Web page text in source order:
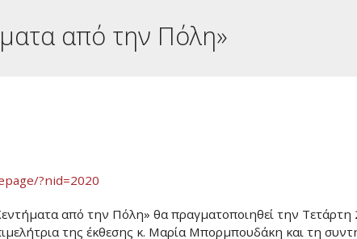
από την Πόλη»
?nid=2020
από την Πόλη» θα πραγματοποιηθεί την
της έκθεσης κ. Μαρία Μπορμπουδάκη και τη